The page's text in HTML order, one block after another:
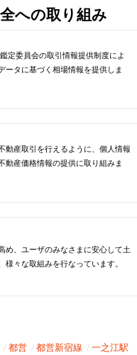
への取り組み
定委員会の取引情報提供制度によ
ータに基づく相場情報を提供しま
動産取引を行えるように、個人情報
動産価格情報の提供に取り組みま
め、ユーザのみなさまに安心して土
々な取組みを行なっています。
都営 都営新宿線
一之江駅